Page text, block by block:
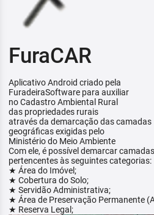
FuraCAR
Aplicativo Android criado pela
FuradeiraSoftware para auxiliar
no Cadastro Ambiental Rural
das propriedades rurais
através da demarcação das camadas
geográficas exigidas pelo
Ministério do Meio Ambiente
Com ele, é possível demarcar camadas
pertencentes às seguintes categorias:
★ Área do Imóvel;
★ Cobertura do Solo;
★ Servidão Administrativa;
★ Área de Preservação Permanente
★ Reserva Legal;